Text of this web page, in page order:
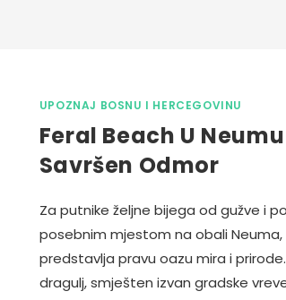
UPOZNAJ BOSNU I HERCEGOVINU
Feral Beach U
Savršen Odmor
Za putnike željne bijega od gužve i
posebnim mjestom na obali Neuma,
predstavlja pravu oazu mira i
dragulj, smješten izvan gradske